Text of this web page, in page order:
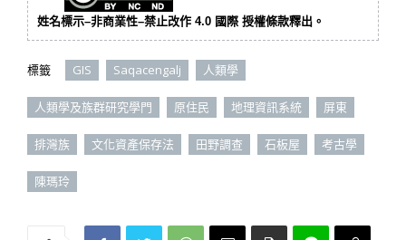
姓名標示–非商業性–禁止改作 4.0 國際 授權條款釋出。
標籤 GIS Saqacengalj 人類學
人類學及族群研究學門 原住民 地理資訊系統 屏東
排灣族 文化資產保存法 田野調查 石板屋 考古學
陳瑪玲